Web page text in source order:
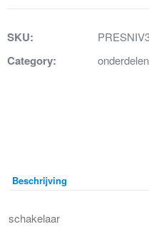
SKU:
Category: onderdelen
Beschrijving
schakelaar